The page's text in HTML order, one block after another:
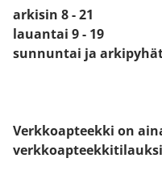
arkisin 8 - 21
lauantai 9 - 19
sunnuntai ja arkipyhät
Verkkoapteekki on